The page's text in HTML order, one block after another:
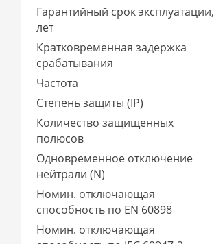
Гарантийный срок эксплуатации,
лет
Кратковременная задержка
срабатывания
Частота
Степень защиты (IP)
Количество защищенных
полюсов
Одновременное отключение
нейтрали (N)
Номин. отключающая
способность по EN 60898
Номин. отключающая